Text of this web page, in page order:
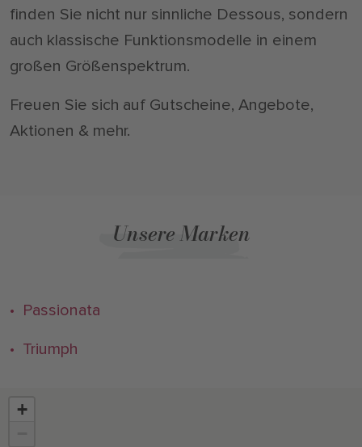
finden Sie nicht nur sinnliche Dessous, sondern
auch klassische Funktionsmodelle in einem
großen Größenspektrum.
Freuen Sie sich auf Gutscheine, Angebote,
Aktionen & mehr.
Unsere Marken
• Passionata
• Triumph
+